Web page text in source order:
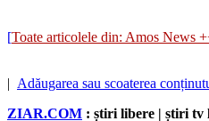
[Toate articolele din: Amos News
| Adăugarea sau scoaterea
ZIAR.COM : știri libere | știri tv